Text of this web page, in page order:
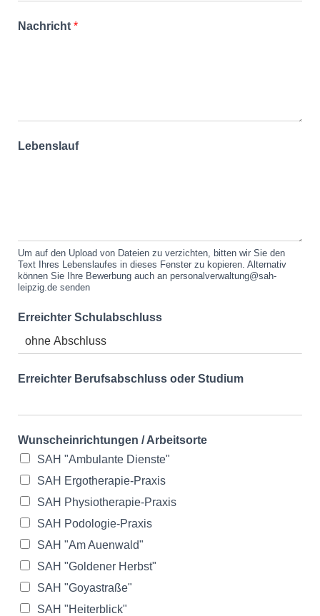
Nachricht *
Lebenslauf
Um auf den Upload von Dateien zu verzichten, bitten wir Sie den
Text Ihres Lebenslaufes in dieses Fenster zu kopieren. Alternativ
können Sie Ihre Bewerbung auch an personalverwaltung@sah-
leipzig.de senden
Erreichter Schulabschluss
Erreichter Berufsabschluss oder Studium
Wunscheinrichtungen / Arbeitsorte
SAH "Ambulante Dienste"
SAH Ergotherapie-Praxis
SAH Physiotherapie-Praxis
SAH Podologie-Praxis
SAH "Am Auenwald"
SAH "Goldener Herbst"
SAH "Goyastraße"
SAH "Heiterblick"